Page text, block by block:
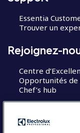
Essentia
Trouver un
Rejoignez-
Centre
Opportunités
Chef’s hub